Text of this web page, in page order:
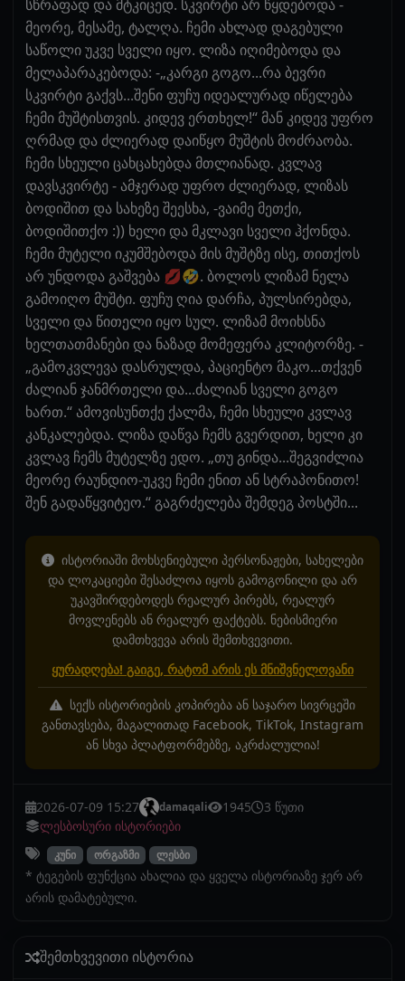
სწრაფად და მტკიცედ. სკვირტი არ წყდებოდა -
მეორე, მესამე, ტალღა. ჩემი ახლად დაგებული
საწოლი უკვე სველი იყო. ლიზა იღიმებოდა და
მელაპარაკებოდა: -„კარგი გოგო...რა ბევრი
სკვირტი გაქვს...შენი ფუჩუ იდეალურად იწელება
ჩემი მუშტისთვის. კიდევ ერთხელ!“ მან კიდევ უფრო
ღრმად და ძლიერად დაიწყო მუშტის მოძრაობა.
ჩემი სხეული ცახცახებდა მთლიანად. კვლავ
დავსკვირტე - ამჯერად უფრო ძლიერად, ლიზას
ბოდიშით და სახეზე შეესხა, -ვაიმე მეთქი,
ბოდიშითქო :)) ხელი და მკლავი სველი ჰქონდა.
ჩემი მუტელი იკუმშებოდა მის მუშტზე ისე, თითქოს
არ უნდოდა გაშვება 💋🤣. ბოლოს ლიზამ ნელა
გამოიღო მუშტი. ფუჩუ ღია დარჩა, პულსირებდა,
სველი და წითელი იყო სულ. ლიზამ მოიხსნა
ხელთათმანები და ნაზად მომეფერა კლიტორზე. -
„გამოკვლევა დასრულდა, პაციენტო მაკო...თქვენ
ძალიან ჯანმრთელი და...ძალიან სველი გოგო
ხართ.“ ამოვისუნთქე ქალმა, ჩემი სხეული კვლავ
კანკალებდა. ლიზა დაწვა ჩემს გვერდით, ხელი კი
კვლავ ჩემს მუტელზე ედო. „თუ გინდა...შეგვიძლია
მეორე რაუნდიო-უკვე ჩემი ენით ან სტრაპონითო!
შენ გადაწყვიტეო.“ გაგრძელება შემდეგ პოსტში...
ისტორიაში მოხსენიებული პერსონაჟები, სახელები
და ლოკაციები შესაძლოა იყოს გამოგონილი და არ
უკავშირდებოდეს რეალურ პირებს, რეალურ
მოვლენებს ან რეალურ ფაქტებს. ნებისმიერი
დამთხვევა არის შემთხვევითი.
ყურადღება! გაიგე, რატომ არის ეს მნიშვნელოვანი
სექს ისტორიების კოპირება ან საჯარო სივრცეში
განთავსება, მაგალითად Facebook, TikTok, Instagram
ან სხვა პლატფორმებზე, აკრძალულია!
2026-07-09 15:27 damaqali 1945
3 წუთი
ლესბოსური ისტორიები
კუნი ორგაზმი ლესბი
* ტეგების ფუნქცია ახალია და ყველა ისტორიაზე ჯერ არ
არის დამატებული.
შემთხვევითი ისტორია